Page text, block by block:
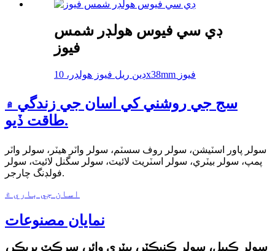
ڊي سي فيوس هولڊر شمس
فيوز
ڊين ريل فيوز هولڊر، 10x38mm فيوز
سج جي روشني کي اسان جي زندگي ۾
طاقت ڏيو.
سولر پاور اسٽيشن، سولر روف سسٽم، سولر واٽر هيٽر، سولر واٽر
پمپ، سولر بيٽري، سولر اسٽريٽ لائيٽ، سولر سگنل لائيٽ، سولر
فولڊنگ چارجر.
اسان جي باري ۾
نمايان مصنوعات
سولر ڪيبل، سولر ڪنيڪٽر، بيٽري وائر، سرڪٽ بريڪر،